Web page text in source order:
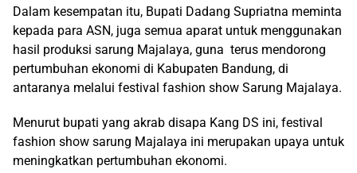
Dalam kesempatan itu, Bupati Dadang Supriatna meminta
kepada para ASN, juga semua aparat untuk menggunakan
hasil produksi sarung Majalaya, guna terus mendorong
pertumbuhan ekonomi di Kabupaten Bandung, di
antaranya melalui festival fashion show Sarung Majalaya.
Menurut bupati yang akrab disapa Kang DS ini, festival
fashion show sarung Majalaya ini merupakan upaya untuk
meningkatkan pertumbuhan ekonomi.